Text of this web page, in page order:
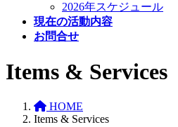
2026年スケジュール
現在の活動内容
お問合せ
Items & Services
HOME
Items & Services